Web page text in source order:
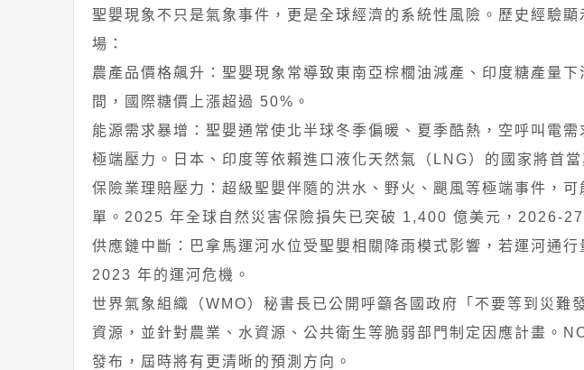
聖嬰現象不只是氣象事件，更是全球經濟的系統性風險。歷史經驗
場：
農產品價格飆升：聖嬰現象常導致東南亞棕櫚油減產、印度糖產量
間，國際糖價上漲超過 50%。
能源需求暴增：聖嬰通常使北半球冬季偏暖、夏季酷熱，空呼叫電
極端壓力。日本、印度等依賴進口液化天然氣（LNG）的國家將首當
保險業理賠壓力：超級聖嬰伴隨的洪水、野火、颶風等極端事件，
單。2025 年全球自然災害保險損失已突破 1,400 億美元，2026-27
供應鏈中斷：巴拿馬運河水位受聖嬰相關降雨模式影響，若運河通
2023 年的運河危機。
世界氣象組織（WMO）秘書長已公開呼籲各國政府「不要等到災難
資源，並針對農業、水資源、公共衛生等脆弱部門制定因應計畫。
發布，屆時將有更清晰的預測方向。